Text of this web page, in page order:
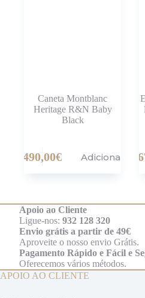
Caneta Montblanc
Heritage R&N Baby
Black
490,00€ Adicionar
Apoio ao Cliente
Ligue-nos: 932 128 320
Envio grátis a partir de 49€
Aproveite o nosso envio Grátis.
Pagamento Rápido e Fácil e
Oferecemos vários métodos.
APOIO AO CLIENTE